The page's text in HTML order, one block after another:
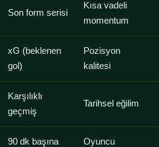
Son form serisi
Kısa vadeli
momentum
xG (beklenen
gol)
Pozisyon
kalitesi
Karşılıklı
geçmiş
Tarihsel eğilim
90 dk başına
Oyuncu